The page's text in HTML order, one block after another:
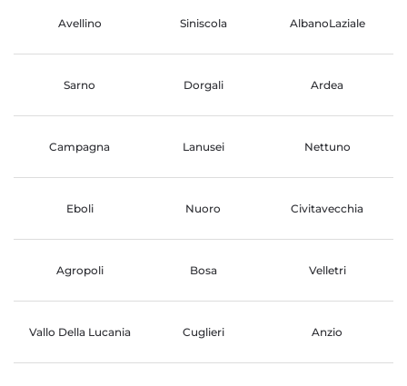
Avellino Siniscola AlbanoLaziale
Sarno Dorgali Ardea
Campagna Lanusei Nettuno
Eboli Nuoro Civitavecchia
Agropoli Bosa Velletri
Vallo Della Lucania Cuglieri Anzio